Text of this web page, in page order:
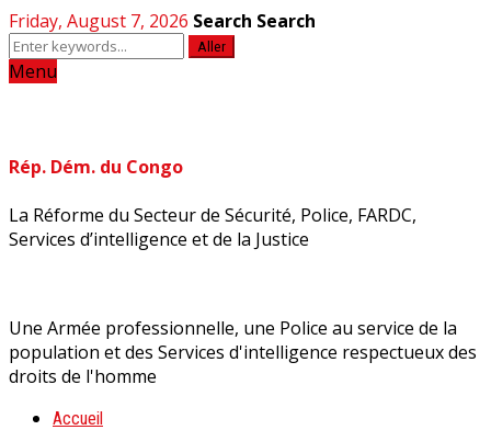
Friday, August 7, 2026 Search Search
Aller
Menu
Rép. Dém. du Congo
La Réforme du Secteur de Sécurité, Police, FARDC,
Services d’intelligence et de la Justice
Une Armée professionnelle, une Police au service de la
population et des Services d'intelligence respectueux des
droits de l'homme
Accueil